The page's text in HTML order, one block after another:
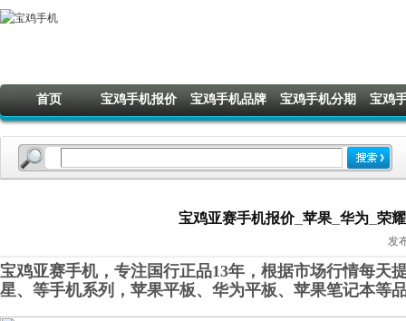
首页 宝鸡手机报价 宝鸡手机品牌 宝鸡手机分期 宝鸡
宝鸡亚赛手机报价_苹果_华为_荣
发
宝鸡亚赛手机，专注国行正品13年，根据市场行情每天
星、 等手机系列，苹果平板、华为平板、 苹果笔记本等